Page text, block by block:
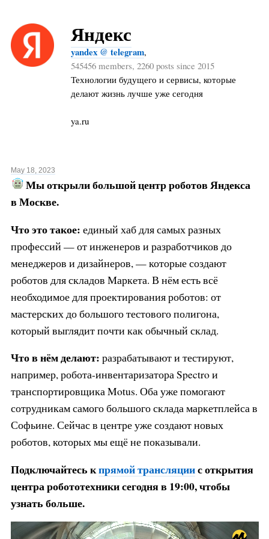
Яндекс
yandex @ telegram,
545456 members, 2260 posts since 2015
Технологии будущего и сервисы, которые
делают жизнь лучше уже сегодня
ya.ru
May 18, 2023
Мы открыли большой центр роботов Яндекса
в Москве.
Что это такое: единый хаб для самых разных
профессий — от инженеров и разработчиков до
менеджеров и дизайнеров, — которые создают
роботов для складов Маркета. В нём есть всё
необходимое для проектирования роботов: от
мастерских до большого тестового полигона,
который выглядит почти как обычный склад.
Что в нём делают: разрабатывают и тестируют,
например, робота-инвентаризатора Spectro и
транспортировщика Motus. Оба уже помогают
сотрудникам самого большого склада маркетплейса в
Софьине. Сейчас в центре уже создают новых
роботов, которых мы ещё не показывали.
Подключайтесь кпрямой трансляциис открытия
центра робототехники сегодня в 19:00, чтобы
узнать больше.